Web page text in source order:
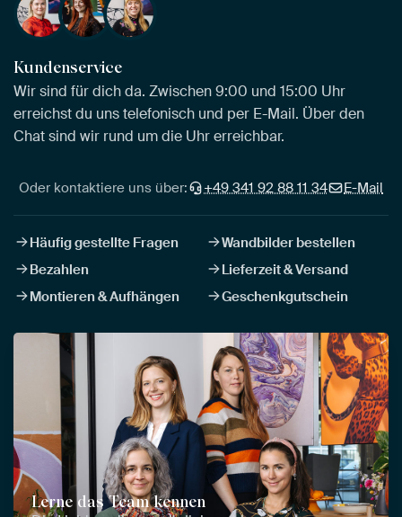
Kundenservice
Wir sind für dich da. Zwischen 9:00 und 15:00 Uhr
erreichst du uns telefonisch und per E-Mail. Über den
Chat sind wir rund um die Uhr erreichbar.
Oder kontaktiere uns über: +49 341 92 88 11 34 E-Mail
Häufig gestellte Fragen
Wandbilder bestellen
Bezahlen
Lieferzeit & Versand
Montieren & Aufhängen
Geschenkgutschein
Lerne das Team kennen